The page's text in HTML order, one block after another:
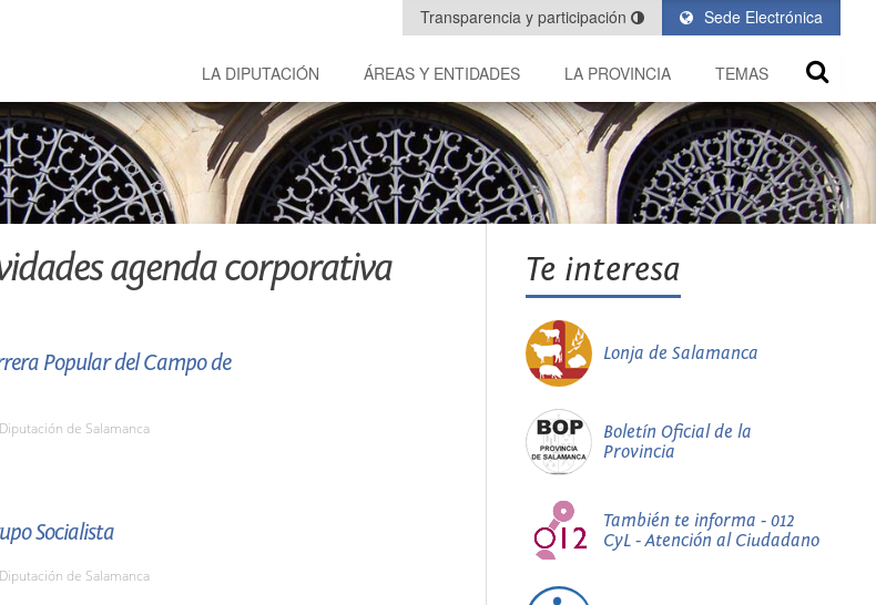
Sede Electrónica
Transparencia y participación
LA DIPUTACIÓN ÁREAS Y ENTIDADES LA PROVINCIA TEMAS
agenda corporativa
Popular del Campo de
de Salamanca
Socialista
de Salamanca
Te interesa
Lonja de Salamanca
Boletín Oficial de la
Provincia
También te informa - 012
CyL - Atención al Ciudadano